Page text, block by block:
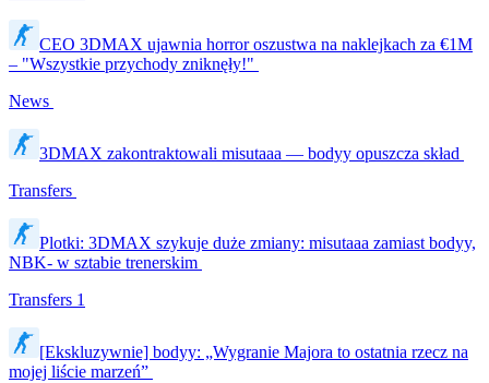
CEO 3DMAX ujawnia horror oszustwa na naklejkach za €1M
– "Wszystkie przychody zniknęły!"
News
3DMAX zakontraktowali misutaaa — bodyy opuszcza skład
Transfers
Plotki: 3DMAX szykuje duże zmiany: misutaaa zamiast bodyy,
NBK- w sztabie trenerskim
Transfers 1
[Ekskluzywnie] bodyy: „Wygranie Majora to ostatnia rzecz na
mojej liście marzeń”